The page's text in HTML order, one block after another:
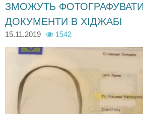
тут
ЗМОЖУТЬ
ДОКУМЕНТИ В ХІДЖАБІ
15.11.2019 1542